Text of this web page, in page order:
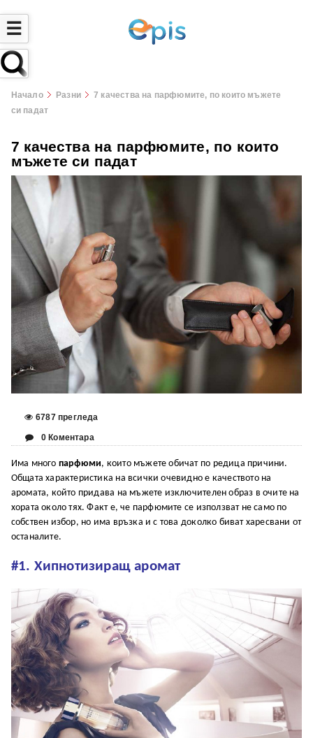
☰
Начало Разни
7 качества на парфюмите, по които мъжете
си падат
7 качества на парфюмите, по които
мъжете си падат
6787 прегледа
0 Коментара
Има много парфюми, които мъжете обичат по редица причини.
Общата характеристика на всички очевидно е качеството на
аромата, който придава на мъжете изключителен образ в очите на
хората около тях. Факт е, че парфюмите се използват не само по
собствен избор, но има връзка и с това доколко биват харесвани от
останалите.
#1. Хипнотизиращ аромат